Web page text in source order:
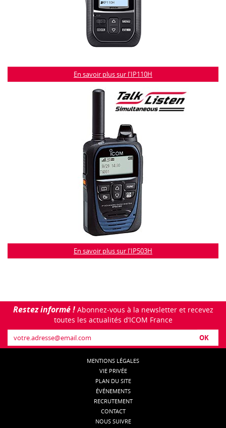
En savoir plus sur l'IP110H
En savoir plus sur l'IP503H
Restez informé !Abonnez-vous à la newsletter et recevez
toutes les actualités d’ICOM France
OK
MENTIONS LÉGALES
VIE PRIVÉE
PLAN DU SITE
ÉVÉNEMENTS
RECRUTEMENT
CONTACT
NOUS SUIVRE